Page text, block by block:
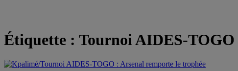
Étiquette : Tournoi AIDES-TOGO